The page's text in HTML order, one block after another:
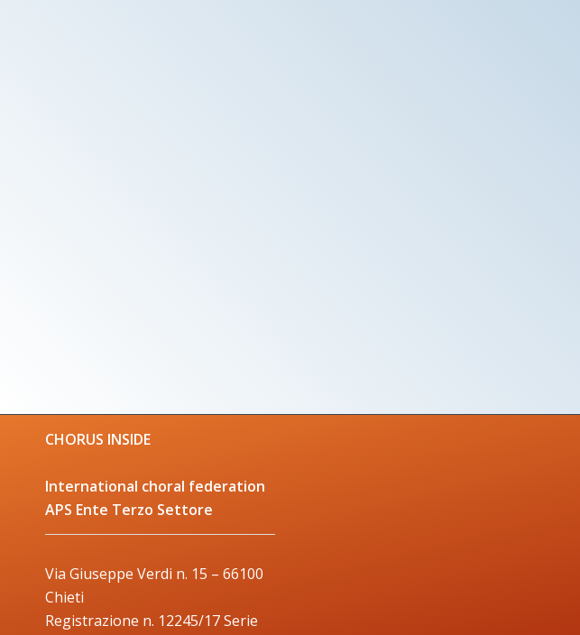
CHORUS INSIDE
International choral federation
APS Ente Terzo Settore
Via Giuseppe Verdi n. 15 – 66100
Chieti
Registrazione n. 12245/17 Serie